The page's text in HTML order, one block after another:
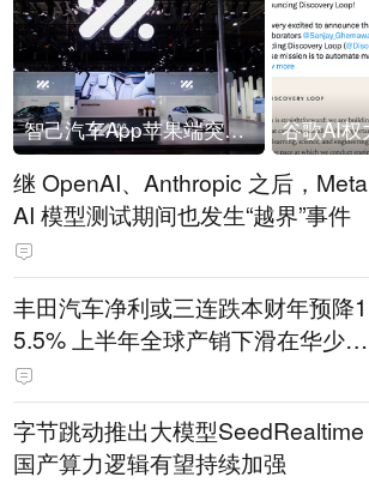
智己汽车App苹果端突然“下架”
继 OpenAI、Anthropic 之后，Meta
AI 模型测试期间也发生“越界”事件
丰田汽车净利或三连跌本财年预降1
5.5% 上半年全球产销下滑在华少卖
14.3万辆
字节跳动推出大模型SeedRealtime
国产算力逻辑有望持续加强